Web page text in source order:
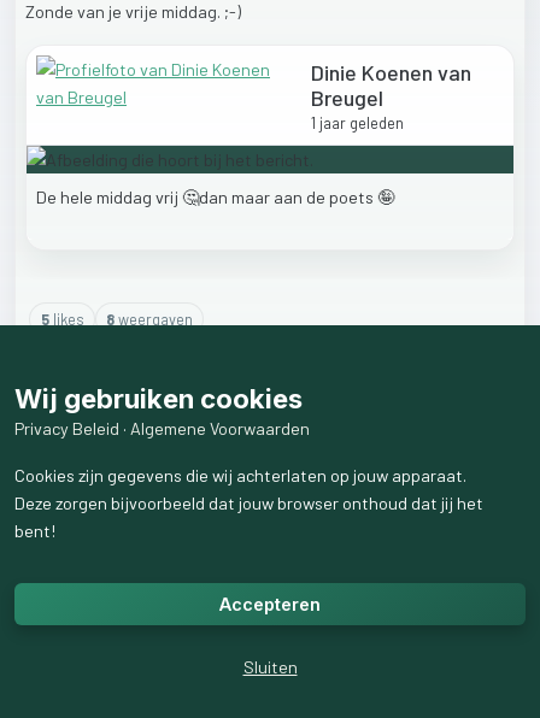
Zonde van je vrije middag. ;-)
Dinie Koenen van
Breugel
1 jaar geleden
De hele middag vrij 🤔dan maar aan de poets 🤪
5likes 8weergaven
Wij gebruiken cookies
Privacy Beleid · Algemene Voorwaarden
Cookies zijn gegevens die wij achterlaten op jouw apparaat.
Deze zorgen bijvoorbeeld dat jouw browser onthoud dat jij het
bent!
Accepteren
Sluiten